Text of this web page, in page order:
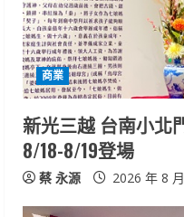
商業
新光三越 台南小北
8/18-8/19登場
蔡 永源 2026 年 8